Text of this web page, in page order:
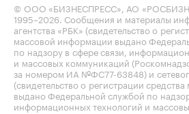
© ООО «БИЗНЕСПРЕСС», АО
1995–2026. Сообщения и материалы
агентства «РБК» (свидетельство о
массовой информации выдано
по надзору в сфере связи,
и массовых коммуникаций
за номером ИА №ФС77-63848) и
(свидетельство о регистрации
выдано Федеральной службой по
информационных технологий и